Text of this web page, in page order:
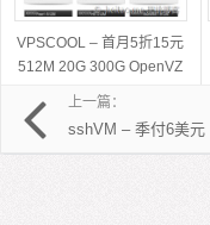
VPSCOOL – 首月5折15元
512M 20G 300G OpenVZ
上一篇：